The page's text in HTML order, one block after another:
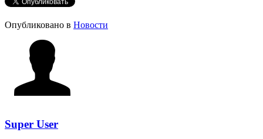
Опубликовано в Новости
Super User